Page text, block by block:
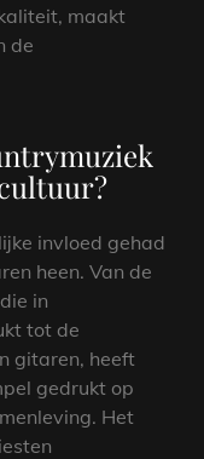
maakt
de
invloed gehad
heen. Van de
in
tot de
gitaren, heeft
gedrukt op
Het